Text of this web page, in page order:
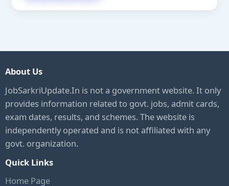
About Us
JobSarkriUpdate.In is not a government website. It only
provides information related to govt. jobs, admit cards,
exam dates, results, and schemes. The website is
independently operated and is not affiliated with any
govt. organization.
Quick Links
Home Page